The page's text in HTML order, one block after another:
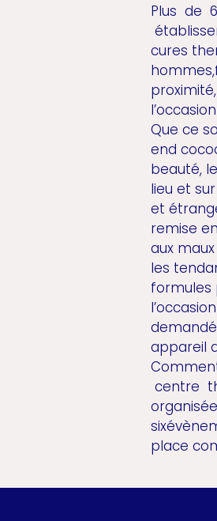
Plus de
cures
Que ce
end
beauté,
lieu et
et
remise
aux
les
formules
appareil
centre
place